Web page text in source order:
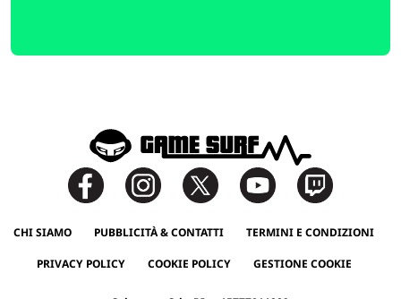
CHI SIAMO PUBBLICITÀ & CONTATTI TERMINI E CONDIZIONI
PRIVACY POLICY COOKIE POLICY GESTIONE COOKIE